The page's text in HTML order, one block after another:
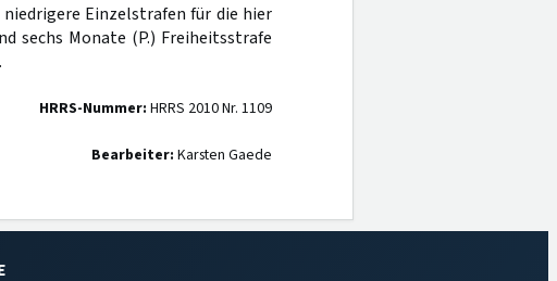
Einzelstrafen für die hier
sechs Monate (P.) Freiheitsstrafe
HRRS-Nummer: HRRS 2010 Nr. 1109
Bearbeiter: Karsten Gaede